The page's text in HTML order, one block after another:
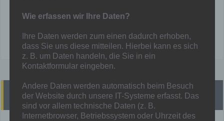
Heutige Spiele
Wie erfassen wir Ihre Daten?
Ihre Daten werden zum einen dadurch erhoben,
dass Sie uns diese mitteilen. Hierbei kann es sich
z. B. um Daten handeln, die Sie in ein
Kontaktformular eingeben.
Andere Daten werden automatisch beim Besuch
der Website durch unsere IT-Systeme erfasst. Das
sind vor allem technische Daten (z. B.
Internetbrowser, Betriebssystem oder Uhrzeit des